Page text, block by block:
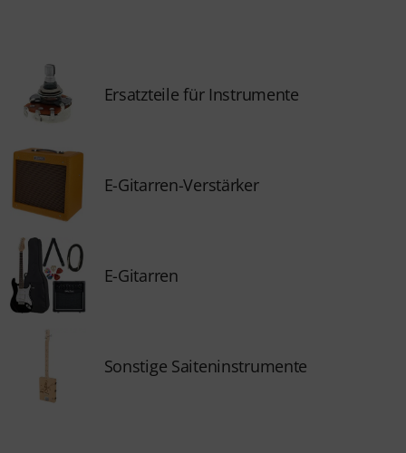
Ersatzteile für Instrumente
E-Gitarren-Verstärker
E-Gitarren
Sonstige Saiteninstrumente